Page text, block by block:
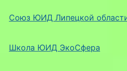
Союз ЮИД Липецкой
Школа ЮИД ЭкоСфера